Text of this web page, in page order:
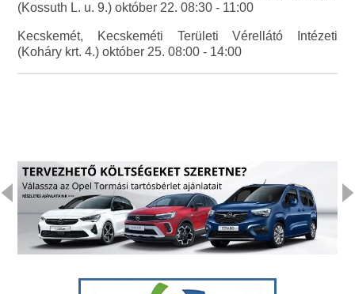
(Kossuth L. u. 9.) október 22. 08:30 - 11:00
Kecskemét, Kecskeméti Területi Vérellátó Intézeti
(Koháry krt. 4.) október 25. 08:00 - 14:00